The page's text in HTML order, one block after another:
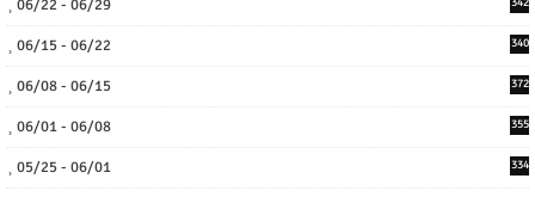
06/22 - 06/29
06/15 - 06/22 340
06/08 - 06/15 372
06/01 - 06/08 355
05/25 - 06/01 334